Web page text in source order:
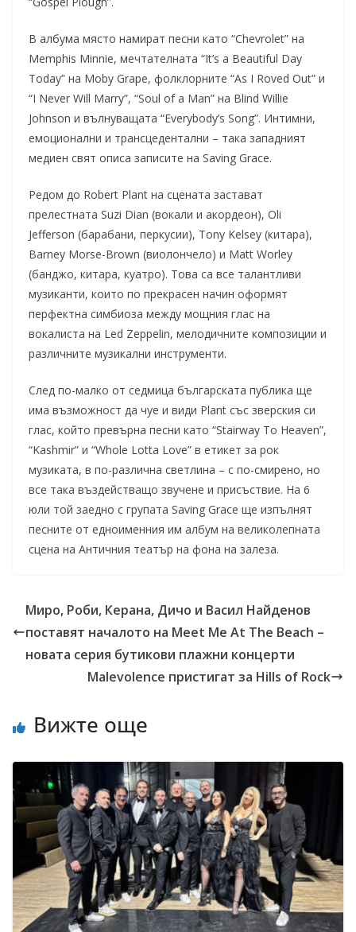
В албума място намират песни като “Chevrolet” на
Memphis Minnie, мечтателната “It’s a Beautiful Day
Today” на Moby Grape, фолклорните “As I Roved Out” и
“I Never Will Marry”, “Soul of a Man” на Blind Willie
Johnson и вълнуващата “Everybody’s Song”. Интимни,
емоционални и трансцедентални – така западният
медиен свят описа записите на Saving Grace.
Редом до Robert Plant на сцената застават
прелестната Suzi Dian (вокали и акордеон), Oli
Jefferson (барабани, перкусии), Tony Kelsey (китара),
Barney Morse-Brown (виолончело) и Matt Worley
(банджо, китара, куатро). Това са все талантливи
музиканти, които по прекрасен начин оформят
перфектна симбиоза между мощния глас на
вокалиста на Led Zeppelin, мелодичните композиции и
различните музикални инструменти.
След по-малко от седмица българската публика ще
има възможност да чуе и види Plant със зверския си
глас, който превърна песни като “Stairway To Heaven”,
“Kashmir” и “Whole Lotta Love” в етикет за рок
музиката, в по-различна светлина – с по-смирено, но
все така въздействащо звучене и присъствие. На 6
юли той заедно с групата Saving Grace ще изпълнят
песните от едноименния им албум на великолепната
сцена на Античния театър на фона на залеза.
Миро, Роби, Керана, Дичо и Васил Найденов
поставят началото на Meet Me At The Beach –
новата серия бутикови плажни концерти
Malevolence пристигат за Hills of Rock
Вижте още